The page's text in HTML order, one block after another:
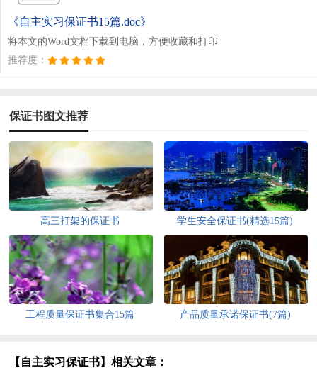
《自主实习保证书15篇.doc》
将本文的Word文档下载到电脑，方便收藏和打印
推荐度：
保证书图文推荐
高三打架的保证书 学生安全保证书(精选15篇)
工程质量保证书集合15篇 产品质量承诺保证书(7篇)
【自主实习保证书】相关文章：